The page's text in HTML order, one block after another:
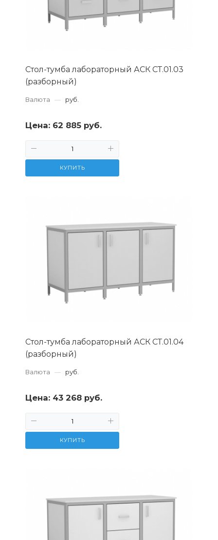
Стол-тумба лабораторный АСК СТ.01.03
(разборный)
Валюта — руб.
Цена: 62 885 руб.
КУПИТЬ
Стол-тумба лабораторный АСК СТ.01.04
(разборный)
Валюта — руб.
Цена: 43 268 руб.
КУПИТЬ